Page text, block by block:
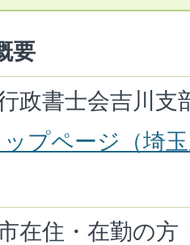
要
政書士会吉川支
ップページ（埼
在住・在勤の方